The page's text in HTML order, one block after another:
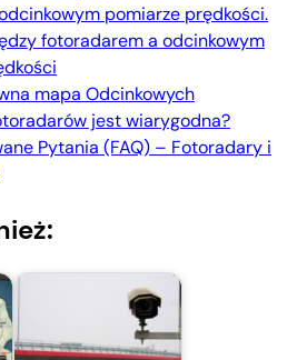
pomiarze prędkości.
fotoradarem a odcinkowym
mapa Odcinkowych
jest wiarygodna?
Pytania (FAQ) – Fotoradary i